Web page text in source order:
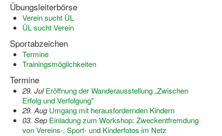
Übungsleiterbörse
Verein sucht ÜL
ÜL sucht Verein
Sportabzeichen
Termine
Trainingsmöglichkeiten
Termine
29. Jul Eröffnung der Wanderausstellung „Zwischen
Erfolg und Verfolgung"
29. Aug Umgang mit herausfordernden Kindern
03. Sep Einladung zum Workshop: Zweckentfremdung
von Vereins-, Sport- und Kinderfotos im Netz